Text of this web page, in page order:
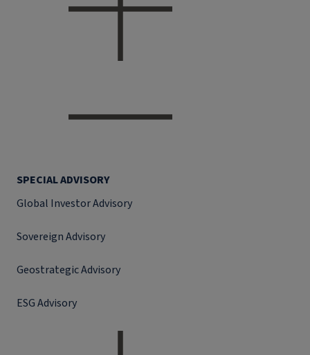
SPECIAL ADVISORY
Global Investor Advisory
Sovereign Advisory
Geostrategic Advisory
ESG Advisory